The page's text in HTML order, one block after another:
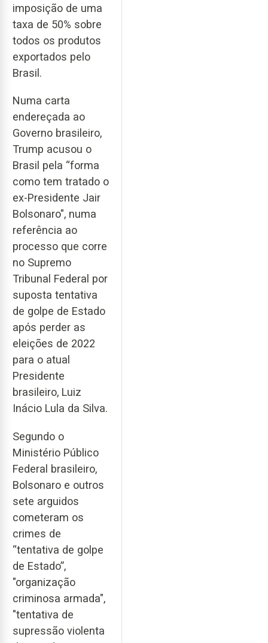
imposição de uma
taxa de 50% sobre
todos os produtos
exportados pelo
Brasil.
Numa carta
endereçada ao
Governo brasileiro,
Trump acusou o
Brasil pela “forma
como tem tratado o
ex-Presidente Jair
Bolsonaro", numa
referência ao
processo que corre
no Supremo
Tribunal Federal por
suposta tentativa
de golpe de Estado
após perder as
eleições de 2022
para o atual
Presidente
brasileiro, Luiz
Inácio Lula da Silva.
Segundo o
Ministério Público
Federal brasileiro,
Bolsonaro e outros
sete arguidos
cometeram os
crimes de
“tentativa de golpe
de Estado”,
"organização
criminosa armada",
"tentativa de
supressão violenta